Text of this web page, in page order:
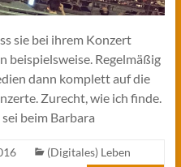
sie bei ihrem Konzert
Regelmäßig
dann komplett auf die
Zurecht, wie ich finde.
beim Barbara
(Digitales) Leben